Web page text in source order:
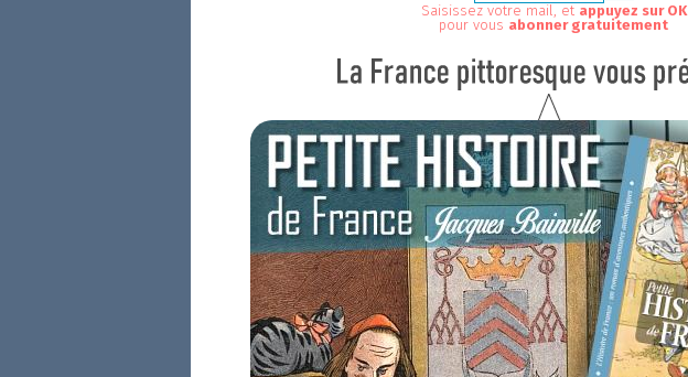
Saisissez votre mail, et appuyez sur OK
pour vous abonner gratuitement